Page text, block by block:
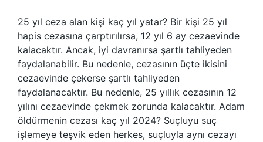
25 yıl ceza alan kişi kaç yıl yatar? Bir kişi 25 yıl
hapis cezasına çarptırılırsa, 12 yıl 6 ay cezaevinde
kalacaktır. Ancak, iyi davranırsa şartlı tahliyeden
faydalanabilir. Bu nedenle, cezasının üçte ikisini
cezaevinde çekerse şartlı tahliyeden
faydalanacaktır. Bu nedenle, 25 yıllık cezasının 12
yılını cezaevinde çekmek zorunda kalacaktır. Adam
öldürmenin cezası kaç yıl 2024? Suçluyu suç
işlemeye teşvik eden herkes, suçluyla aynı cezayı